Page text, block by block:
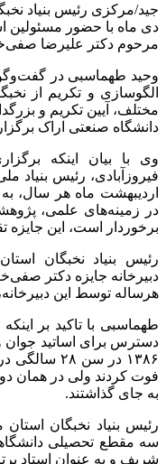
جید/مرکزی
دی ماه با حضور مسئولین
مرحوم دکتر علیرضا
وحید طهماسبی در
الگوسازی و تکریم از
مختلف، آیین تکریم و
دانشگاه صنعتی اراک
وی با بیان اینکه
فیروزآبادی، رئیس بنیاد
اردیبهشت ماه هر سال،
در زمینه‌های‌ علمی،
برخوردار است، این جایزه
رئیس بنیاد نخبگان
دبیرخانه‌ جایزه دکتر
هرساله توسط این
طهماسبی با تاکید بر
دسترس برای اساتید جوان
۱۳۸۶ در سن
فوت کردند ولی در همان
به جای گذاشتند.
رئیس بنیاد نخبگان
سه مقطع تحصیلی
شریف و به عنوان استاد